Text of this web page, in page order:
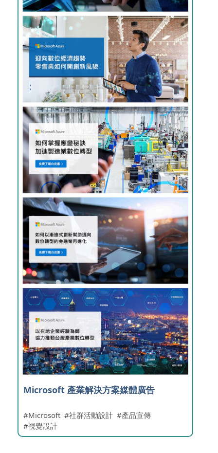
Microsoft 產業解決方案媒體廣告
Microsoft 社群活動設計
產品宣傳
視覺設計